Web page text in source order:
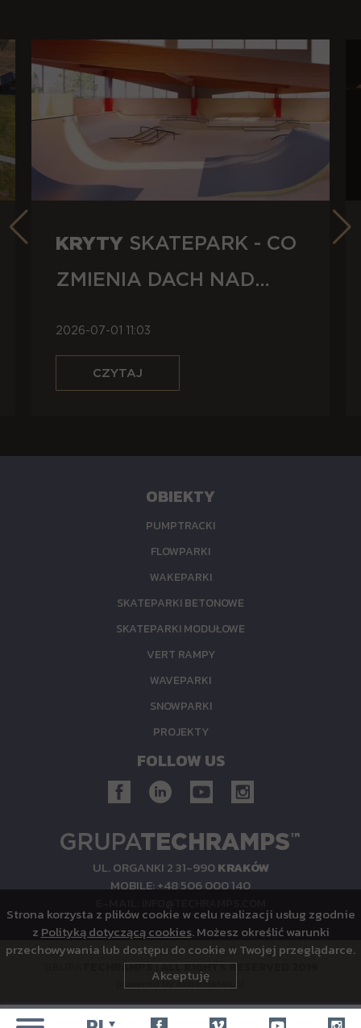
KRYTY SKATEPARK - CO
ZMIENIA DACH NAD
2026-07-01 11:03
OBIEKTY
PUMPTRACKI
FLOWPARKI
WAKEPARKI
SKATEPARKI BETONOWE
SKATEPARKI MODUŁOWE
VERT RAMPY
WAVEPARKI
SNOWPARKI
PROJEKTY
FOLLOW US
UL.ORGANKI 231-990KRAKÓW
MOBILE:+48 506 000 140
TECHRAMPS|ALL RIGHTS RESERVED 2019
powered byextremelab.pl
Strona korzysta z plików cookie w celu realizacji usług zgodnie
z Polityką dotyczącą cookies. Możesz określić warunki
przechowywania lub dostępu do cookie w Twojej przeglądarce.
Akceptuję